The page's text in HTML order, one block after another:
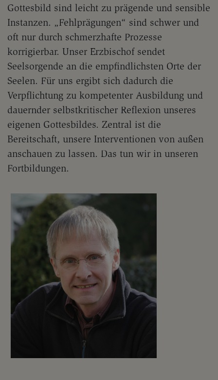
Gottesbild sind leicht zu prägende und sensible
Instanzen. „Fehlprägungen“ sind schwer und
oft nur durch schmerzhafte Prozesse
korrigierbar. Unser Erzbischof sendet
Seelsorgende an die empfindlichsten Orte der
Seelen. Für uns ergibt sich dadurch die
Verpflichtung zu kompetenter Ausbildung und
dauernder selbstkritischer Reflexion unseres
eigenen Gottesbildes. Zentral ist die
Bereitschaft, unsere Interventionen von außen
anschauen zu lassen. Das tun wir in unseren
Fortbildungen.